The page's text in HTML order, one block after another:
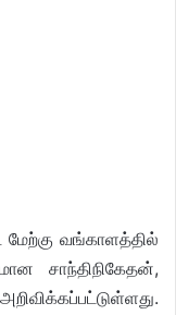
மேற்கு வங்காளத்தில்
சாந்திநிகேதன்,